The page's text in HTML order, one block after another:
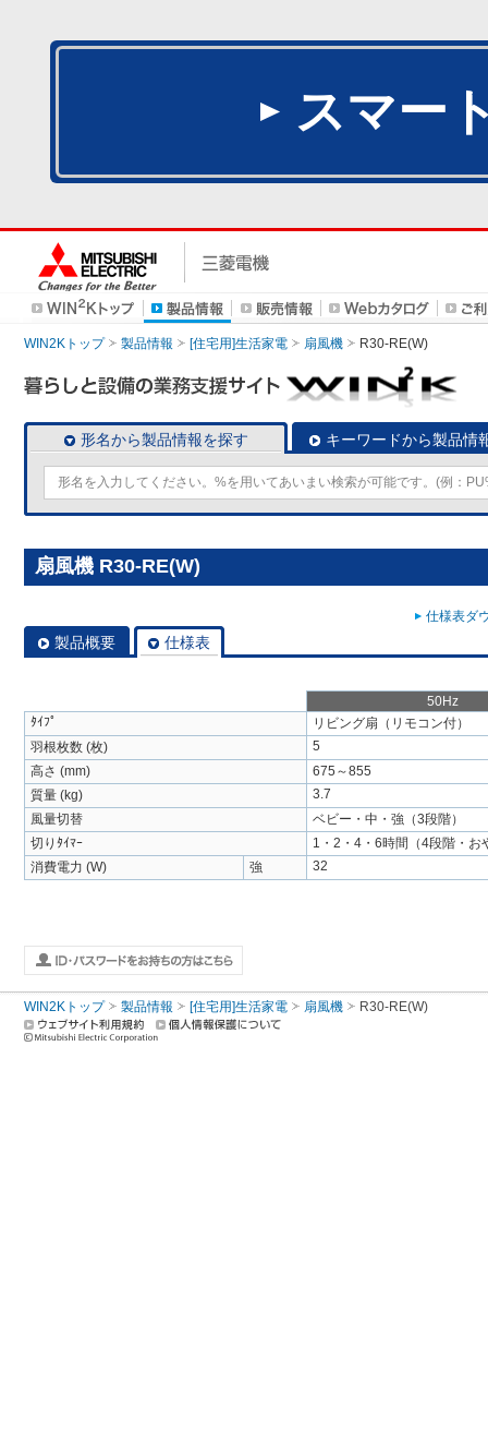
スマー
WIN2Kトップ 製品情報 [住宅用]生活家電 扇風機 R30-RE(W)
形名から製品情報を探す キーワードから製品情
扇風機 R30-RE(W)
仕様表ダ
製品概要 仕様表
50Hz
ﾀｲﾌﾟ
リビング扇（リモコン付）
羽根枚数 (枚)
5
高さ (mm)
675～855
質量 (kg)
3.7
風量切替
ベビー・中・強（3段階）
切りﾀｲﾏｰ
1・2・4・6時間（4段階・お
消費電力 (W)
強 32
WIN2Kトップ 製品情報 [住宅用]生活家電 扇風機 R30-RE(W)